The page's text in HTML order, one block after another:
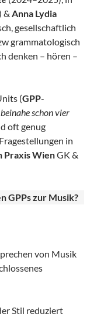
& Anna Lydia
gesellschaftlich
grammatologisch
denken – hören –
(GPP-
beinahe schon vier
oft genug
in
Praxis WienGK &
GPPs zur Musik?
von Musik
Stil reduziert